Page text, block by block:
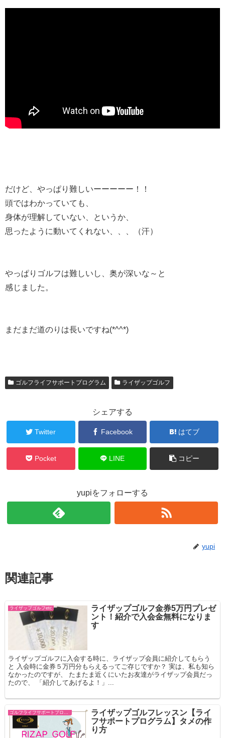
だけど、やっぱり難しいーーーーー！！
頭ではわかっていても、
身体が理解していない、というか、
思ったように動いてくれない、、、（汗）
やっぱりゴルフは難しいし、奥が深いな～と
感じました。
まだまだ道のりは長いですね(*^^*)
ゴルフライフサポートプログラム ライザップゴルフ
シェアする
Twitter Facebook はてブ
Pocket LINE コピー
yupiをフォローする
yupi
関連記事
ライザップゴルフetc
ライザップゴルフ金券5万円プレゼ
ント！紹介で入会金無料になりま
す
ライザップゴルフに入会する時に、ライザップ会員に紹介してもらう
と 入会時に金券５万円分もらえるってご存じですか？ 実は、私も知ら
なかったのですが、 たまたま近くにいたお友達がライザップ会員だっ
たので、 「紹介してあげるよ！」...
ライザップゴルフレッスン【ライ
フサポートプログラム】タメの作
り方